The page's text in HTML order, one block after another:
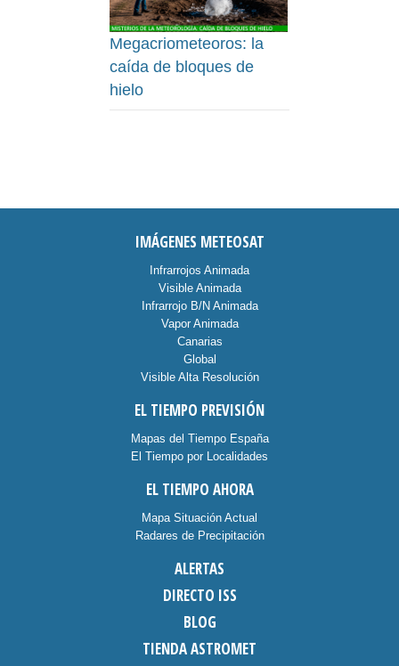
Megacriometeoros: la
caída de bloques de
hielo
IMÁGENES METEOSAT
Infrarrojos Animada
Visible Animada
Infrarrojo B/N Animada
Vapor Animada
Canarias
Global
Visible Alta Resolución
EL TIEMPO PREVISIÓN
Mapas del Tiempo España
El Tiempo por Localidades
EL TIEMPO AHORA
Mapa Situación Actual
Radares de Precipitación
ALERTAS
DIRECTO ISS
BLOG
TIENDA ASTROMET